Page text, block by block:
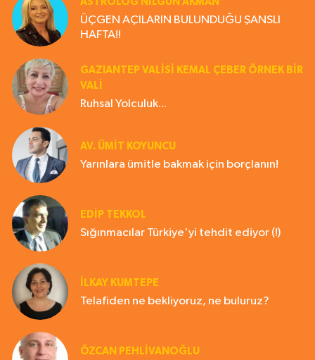
ÜÇGEN AÇILARIN BULUNDUĞU ŞANSLI
HAFTA!!
GAZIANTEP VALISI KEMAL ÇEBER ÖRNEK BİR
VALİ
Ruhsal Yolculuk...
AV. ÜMIT KOYUNCU
Yarınlara ümitle bakmak için borçlanın!
EDIP TEKKOL
Sığınmacılar Türkiye'yi tehdit ediyor (!)
İLKAY KUMTEPE
Telafiden ne bekliyoruz, ne buluruz?
ÖZCAN PEHLİVANOĞLU